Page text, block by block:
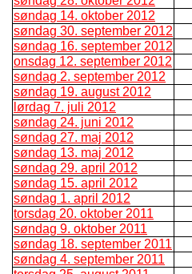
søndag 14. oktober 2012
søndag 30. september 2012
søndag 16. september 2012
onsdag 12. september 2012
søndag 2. september 2012
søndag 19. august 2012
lørdag 7. juli 2012
søndag 24. juni 2012
søndag 27. maj 2012
søndag 13. maj 2012
søndag 29. april 2012
søndag 15. april 2012
søndag 1. april 2012
torsdag 20. oktober 2011
søndag 9. oktober 2011
søndag 18. september 2011
søndag 4. september 2011